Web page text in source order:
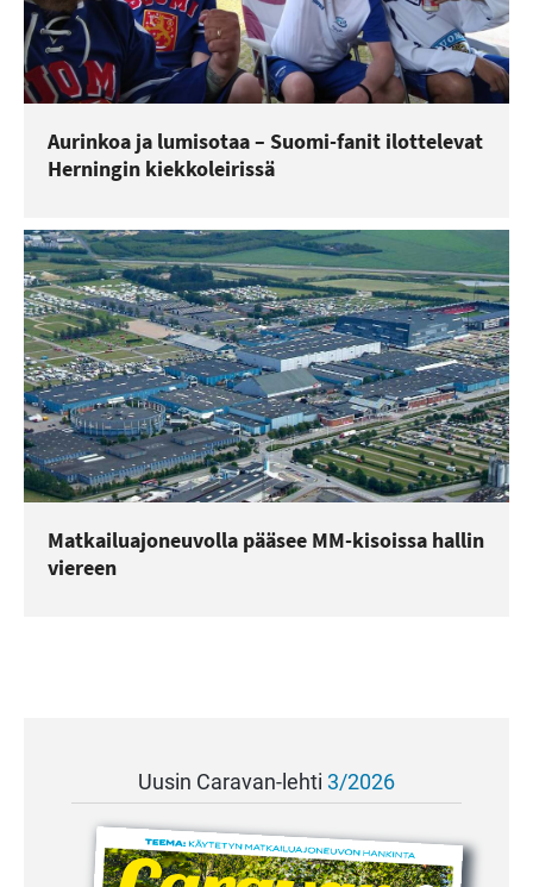
Aurinkoa ja lumisotaa – Suomi-fanit ilottelevat
Herningin kiekkoleirissä
Matkailuajoneuvolla pääsee MM-kisoissa hallin
viereen
Uusin Caravan-lehti 3/2026